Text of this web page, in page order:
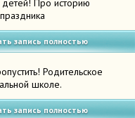
Про историю
запись полностью
Родительское
школе.
запись полностью